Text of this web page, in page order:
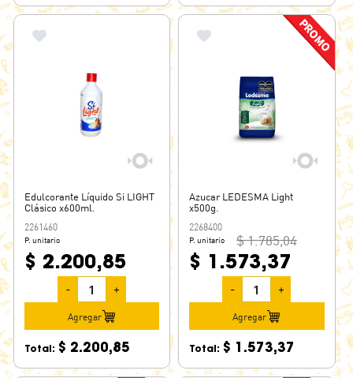
Edulcorante Líquido Si LIGHT
Clásico x600ml.
2261460
P. unitario
$ 2.200,85
- +
Agregar
Total: $ 2.200,85
Azucar LEDESMA Light
x500g.
2268400
P. unitario $ 1.785,04
$ 1.573,37
- +
Agregar
Total: $ 1.573,37